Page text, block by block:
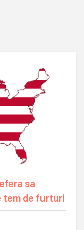
sa
tem de furturi